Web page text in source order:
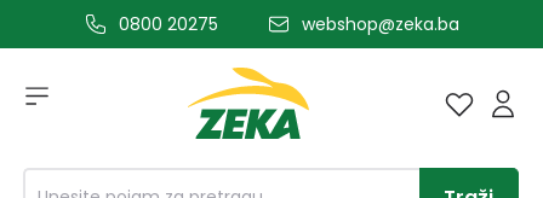
glavni sadržaj0800 20275 webshop@zeka.ba